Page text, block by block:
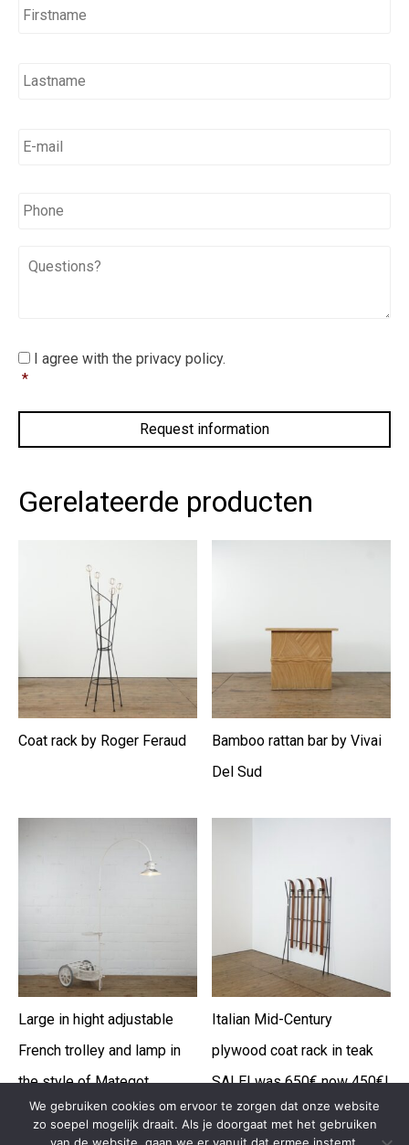
mail
I
agree
I agree with the privacy policy.
*
Gerelateerde producten
Coat rack by Roger Feraud
Bamboo rattan bar by Vivai
Del Sud
Large in hight adjustable
French trolley and lamp in
the style of Mategot
Italian Mid-Century
plywood coat rack in teak
SALE! was 650€ now 450€!
We gebruiken cookies om ervoor te zorgen dat onze website
zo soepel mogelijk draait. Als je doorgaat met het gebruiken